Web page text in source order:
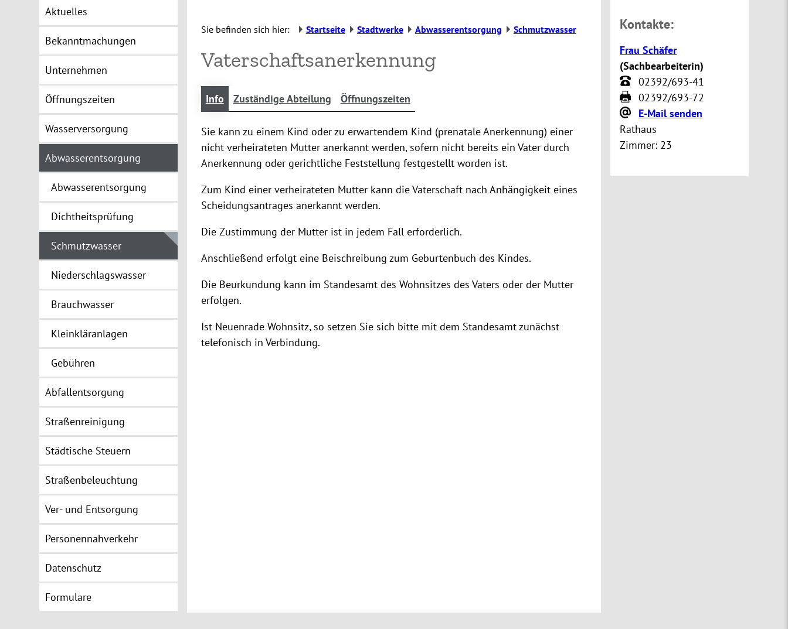
Aktuelles
Bekanntmachungen
Unternehmen
Öffnungszeiten
Wasserversorgung
Abwasserentsorgung
Abwasserentsorgung
Dichtheitsprüfung
Schmutzwasser
Niederschlagswasser
Brauchwasser
Kleinkläranlagen
Gebühren
Abfallentsorgung
Straßenreinigung
Städtische Steuern
Straßenbeleuchtung
Ver- und Entsorgung
Personennahverkehr
Datenschutz
Formulare
Sie befinden sich hier: Startseite Stadtwerke Abwasserentsorgung Schmutzwasser
Vaterschaftsanerkennung
Info Zuständige Abteilung Öffnungszeiten
Sie kann zu einem Kind oder zu erwartendem Kind (prenatale Anerkennung) einer
nicht verheirateten Mutter anerkannt werden, sofern nicht bereits ein Vater durch
Anerkennung oder gerichtliche Feststellung festgestellt worden ist.
Zum Kind einer verheirateten Mutter kann die Vaterschaft nach Anhängigkeit eines
Scheidungsantrages anerkannt werden.
Die Zustimmung der Mutter ist in jedem Fall erforderlich.
Anschließend erfolgt eine Beischreibung zum Geburtenbuch des Kindes.
Die Beurkundung kann im Standesamt des Wohnsitzes des Vaters oder der Mutter
erfolgen.
Ist Neuenrade Wohnsitz, so setzen Sie sich bitte mit dem Standesamt zunächst
telefonisch in Verbindung.
Kontakte:
Frau Schäfer
(Sachbearbeiterin)
02392/693-41
02392/693-72
E-Mail senden
Rathaus
Zimmer: 23